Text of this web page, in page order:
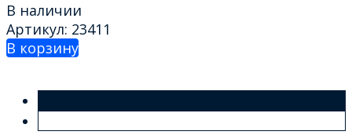
В наличии
Артикул: 23411
В корзину